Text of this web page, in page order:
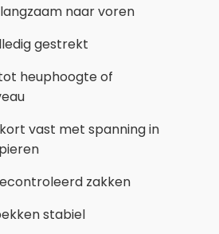
naar voren
gestrekt
heuphoogte of
vast met spanning in
zakken
stabiel